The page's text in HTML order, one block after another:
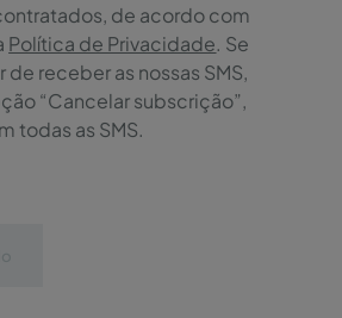
de acordo com
Política de Privacidade. Se
de receber as nossas SMS,
“Cancelar subscrição”,
todas as SMS.